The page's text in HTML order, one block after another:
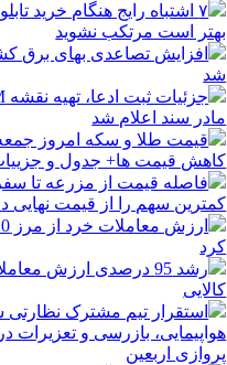
۷ اشتباه رایج هنگام خرید
بهتر است مرتکب نشوید
افزایش تصاعدی بهای برق
شد
مادر سند اعلام شد
کاهش قیمت ها+ جدول و
فاصله قیمت از مزرعه تا
کمترین سهم را از قیمت نهایی
کرد
رشد 95 درصدی ارزش
کالایی
استقرار تیم مشترک نظارتی
هواپیمایی، بازرسی و تعزیرات
پروازی اربعین